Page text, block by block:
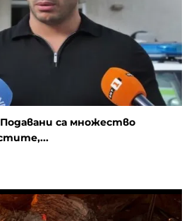
са множество